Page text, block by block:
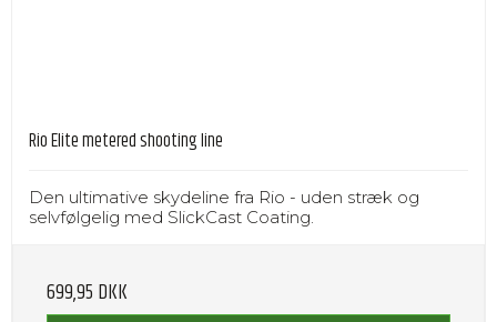
Rio Elite metered shooting line
Den ultimative skydeline fra Rio - uden stræk og
selvfølgelig med SlickCast Coating.
699,95 DKK